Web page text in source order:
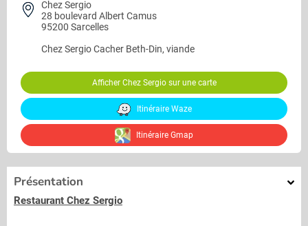
Chez Sergio
28 boulevard Albert Camus
95200 Sarcelles
Chez SergioCacher Beth-Din, viande
Afficher Chez Sergio sur une carte
Itinéraire Waze
Itinéraire Gmap
Présentation
Restaurant Chez Sergio